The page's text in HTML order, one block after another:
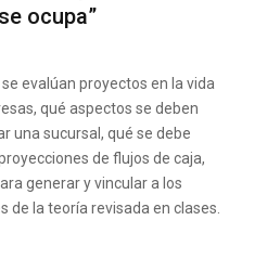
ocupa”
evalúan proyectos en la vida
qué aspectos se deben
una sucursal, qué se debe
de flujos de caja,
generar y vincular a los
de la teoría revisada en clases.